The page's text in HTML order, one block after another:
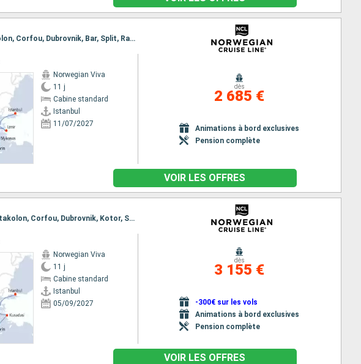
Itinéraire : Istanbul, Izmir, Santorin, Mykonos, Le Piree - Athenes, Katakolon, Corfou, Dubrovnik, Bar, Split, Ravenne
Norwegian Viva
11 j
Cabine standard
Istanbul
11/07/2027
dès
2 685 €
Animations à bord exclusives
Pension complète
VOIR LES OFFRES
Itinéraire : Istanbul, Kusadasi, Santorin, Mykonos, Le Piree - Athenes, Katakolon, Corfou, Dubrovnik, Kotor, Split, Ravenne
Norwegian Viva
11 j
Cabine standard
Istanbul
05/09/2027
dès
3 155 €
-300€ sur les vols
Animations à bord exclusives
Pension complète
VOIR LES OFFRES